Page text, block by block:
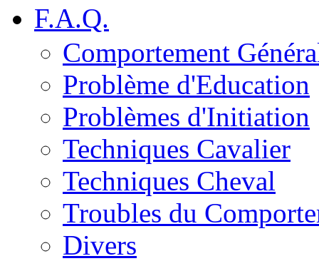
F.A.Q.
Comportement
Problème d'Education
Problèmes d'Initiation
Techniques Cavalier
Techniques Cheval
Troubles du
Divers